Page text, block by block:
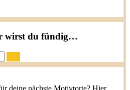
wirst du fündig…
deine nächste Motivtorte? Hier